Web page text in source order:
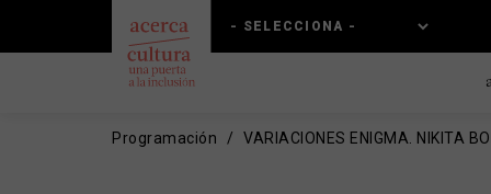
contenido
main
Programación VARIACIONES ENIGMA. NIKITA